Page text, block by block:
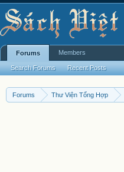
Forums Thư Viện Tổng Hợp
Forums
Search Forums Recent Posts
Members